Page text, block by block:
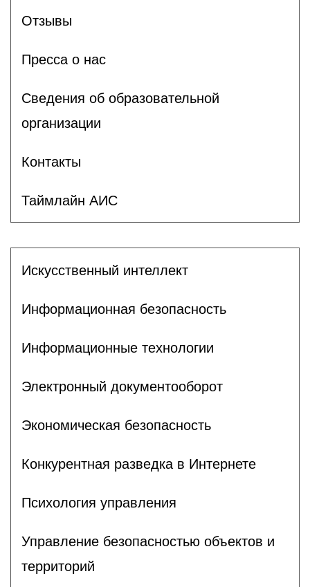
Отзывы
Пресса о нас
Сведения об образовательной
организации
Контакты
Таймлайн АИС
Искусственный интеллект
Информационная безопасность
Информационные технологии
Электронный документооборот
Экономическая безопасность
Конкурентная разведка в Интернете
Психология управления
Управление безопасностью объектов и
территорий